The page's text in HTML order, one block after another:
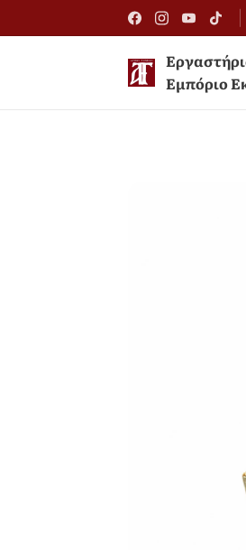
Εμπόριο